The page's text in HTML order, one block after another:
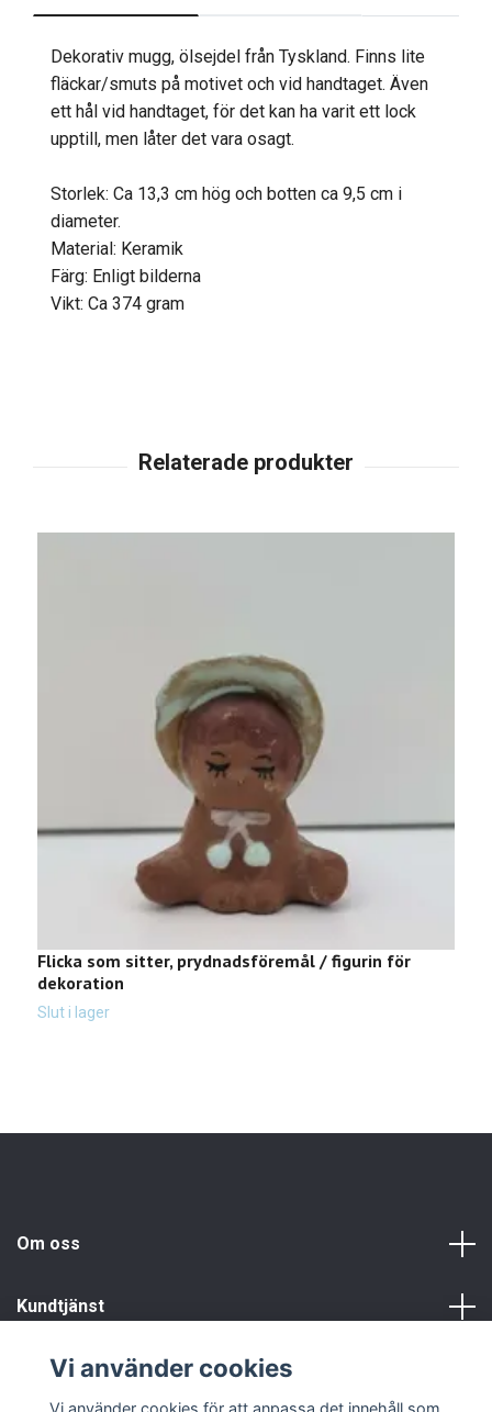
Dekorativ mugg, ölsejdel från Tyskland. Finns lite
fläckar/smuts på motivet och vid handtaget. Även
ett hål vid handtaget, för det kan ha varit ett lock
upptill, men låter det vara osagt.
Storlek: Ca 13,3 cm hög och botten ca 9,5 cm i
diameter.
Material: Keramik
Färg: Enligt bilderna
Vikt: Ca 374 gram
Flicka som sitter, prydnadsföremål / figurin för
dekoration
Slut i lager
Om oss
Kundtjänst
Vi använder cookies
Vi använder cookies för att anpassa det innehåll som